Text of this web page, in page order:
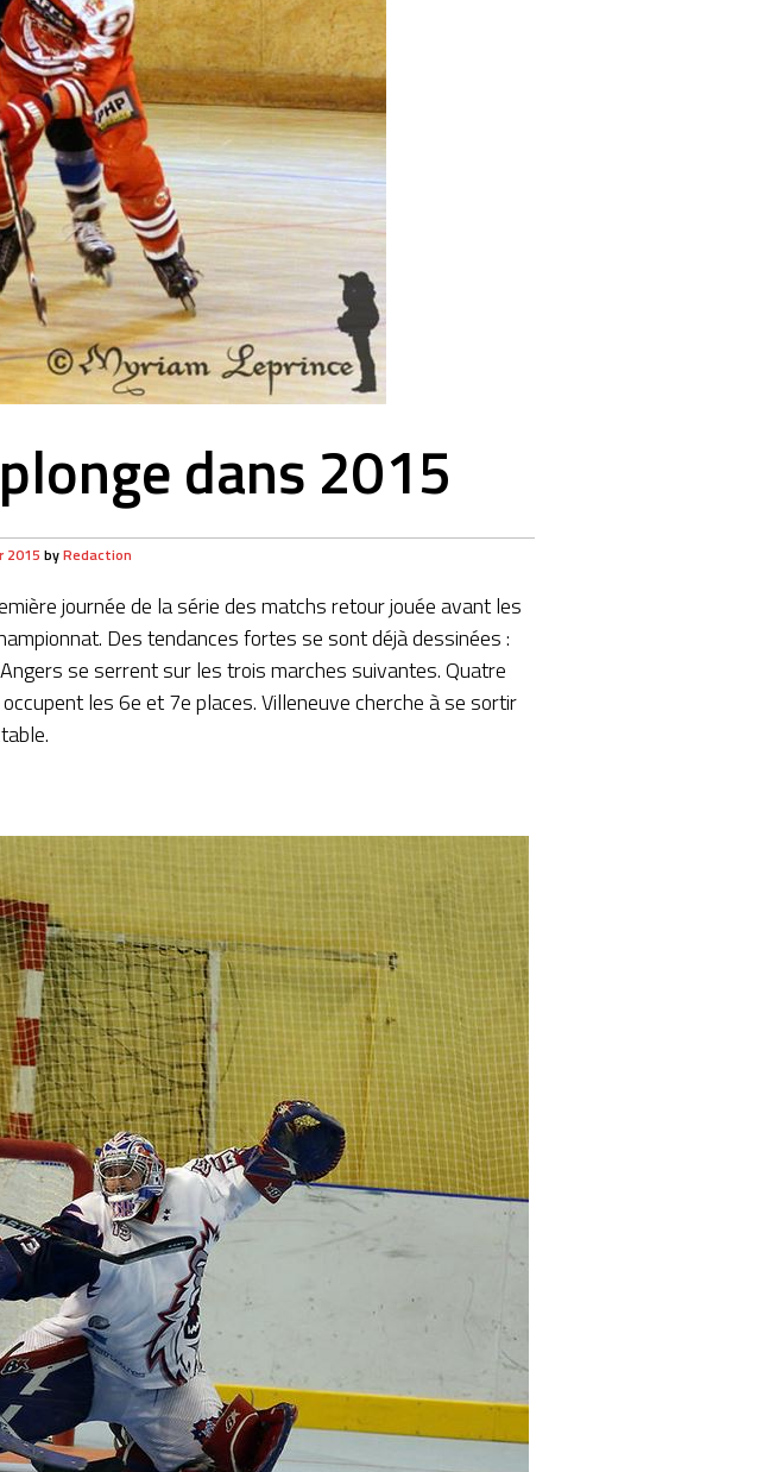
dans 2015
2015 byRedaction
journée de la série des matchs retour jouée avant les
Des tendances fortes se sont déjà dessinées :
se serrent sur les trois marches suivantes. Quatre
les 6e et 7e places. Villeneuve cherche à se sortir